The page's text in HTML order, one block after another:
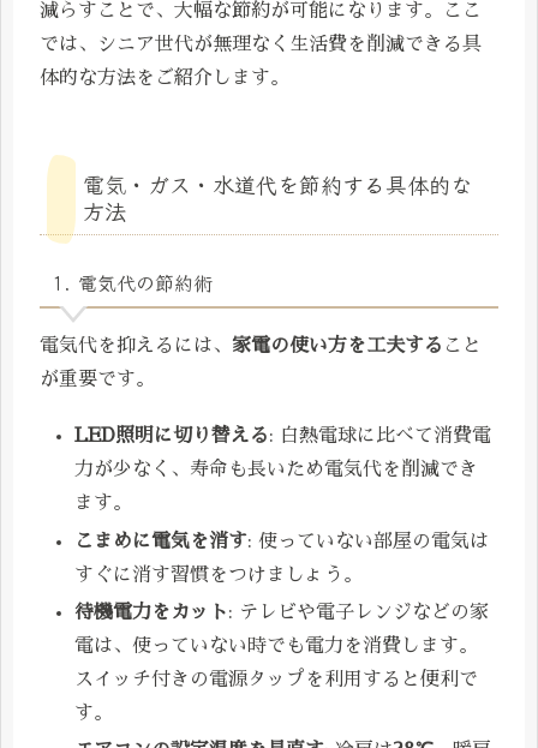
減らすことで、大幅な節約が可能になります。ここ
では、シニア世代が無理なく生活費を削減できる具
体的な方法をご紹介します。
電気・ガス・水道代を節約する具体的な
方法
1. 電気代の節約術
電気代を抑えるには、 家電の使い方を工夫する こと
が重要です。
LED照明に切り替える: 白熱電球に比べて消費電
力が少なく、寿命も長いため電気代を削減でき
ます。
こまめに電気を消す: 使っていない部屋の電気は
すぐに消す習慣をつけましょう。
待機電力をカット: テレビや電子レンジなどの家
電は、使っていない時でも電力を消費します。
スイッチ付きの電源タップを利用すると便利で
す。